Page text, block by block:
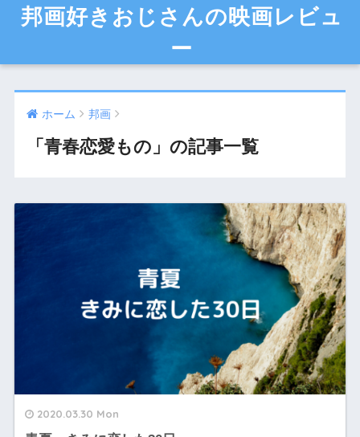
邦画好きおじさんの映画レビュ
ー
ホーム 邦画
「青春恋愛もの」の記事一覧
2020.03.30 Mon